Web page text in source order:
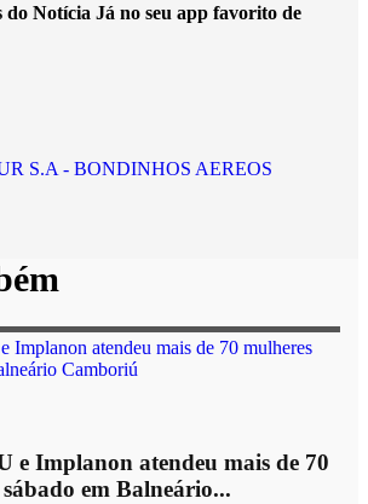
do Notícia Já no seu app favorito de
e Implanon atendeu mais de 70
em Balneário...